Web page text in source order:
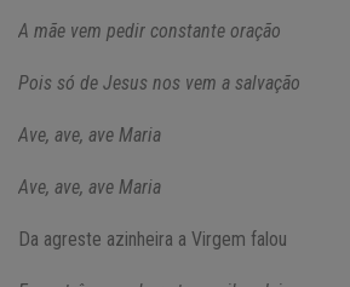
A mãe vem pedir constante oração
Pois só de Jesus nos vem a salvação
Ave, ave, ave Maria
Ave, ave, ave Maria
Da agreste azinheira a Virgem falou